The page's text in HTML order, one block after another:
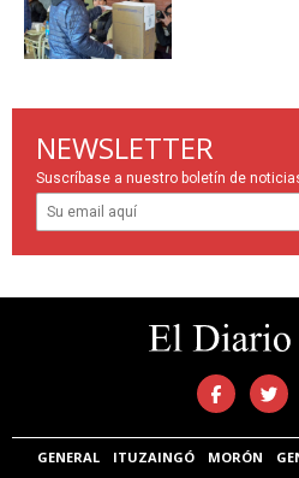
NEWSLETTER
Suscríbase a nuestro boletín de
GENERAL ITUZAINGÓ MORÓN